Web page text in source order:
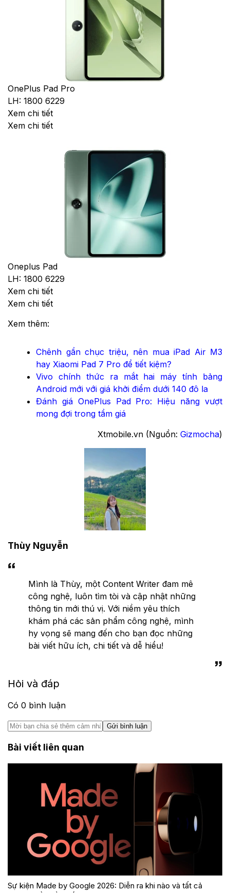
OnePlus Pad Pro
LH: 1800 6229
Xem chi tiết
Xem chi tiết
Oneplus Pad
LH: 1800 6229
Xem chi tiết
Xem chi tiết
Xem thêm:
Chênh gần chục triệu, nên mua iPad Air M3
hay Xiaomi Pad 7 Pro để tiết kiệm?
Vivo chính thức ra mắt hai máy tính bảng
Android mới với giá khởi điểm dưới 140 đô la
Đánh giá OnePlus Pad Pro: Hiệu năng vượt
mong đợi trong tầm giá
Xtmobile.vn (Nguồn: Gizmocha)
Thùy Nguyễn
Mình là Thùy, một Content Writer đam mê
công nghệ, luôn tìm tòi và cập nhật những
thông tin mới thú vị. Với niềm yêu thích
khám phá các sản phẩm công nghệ, mình
hy vọng sẽ mang đến cho bạn đọc những
bài viết hữu ích, chi tiết và dễ hiểu!
Hỏi và đáp
Có 0 bình luận
Gửi bình luận
Bài viết liên quan
Sự kiện Made by Google 2026: Diễn ra khi nào và tất cả